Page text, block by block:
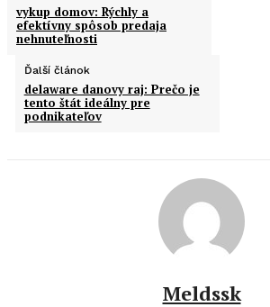
vykup domov: Rýchly a
efektívny spôsob predaja
nehnuteľnosti
Ďalší článok
delaware danovy raj: Prečo je
tento štát ideálny pre
podnikateľov
Meldssk